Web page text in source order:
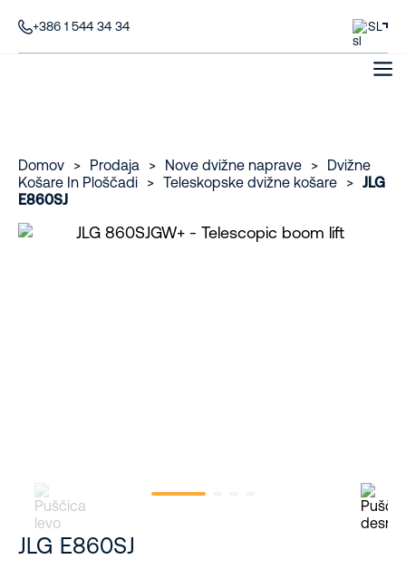
+386 1 544 34 34 SL
Domov > Prodaja > Nove dvižne naprave >
Dvižne
Košare In Ploščadi
> Teleskopske dvižne košare > JLG
E860SJ
JLG E860SJ